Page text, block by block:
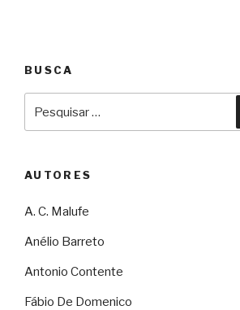
BUSCA
por:
AUTORES
A. C. Malufe
Anélio Barreto
Antonio Contente
Fábio De Domenico